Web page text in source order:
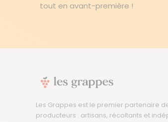
tout en avant-première !
Les Grappes est le premier partenaire
producteurs : artisans, récoltants et